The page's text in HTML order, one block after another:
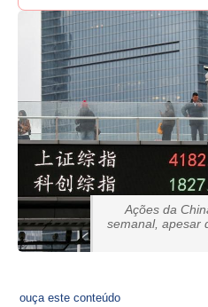
Ações da
semanal, apesar
ouça este conteúdo